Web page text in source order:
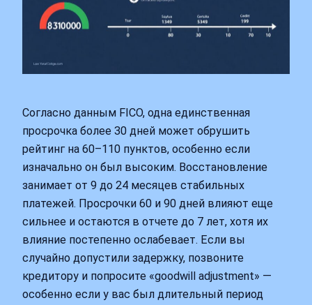
Согласно данным FICO, одна единственная
просрочка более 30 дней может обрушить
рейтинг на 60–110 пунктов, особенно если
изначально он был высоким. Восстановление
занимает от 9 до 24 месяцев стабильных
платежей. Просрочки 60 и 90 дней влияют еще
сильнее и остаются в отчете до 7 лет, хотя их
влияние постепенно ослабевает. Если вы
случайно допустили задержку, позвоните
кредитору и попросите «goodwill adjustment» —
особенно если у вас был длительный период